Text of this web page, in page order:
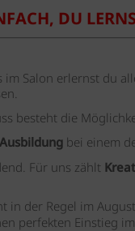
DU
im Salon erlernst du
besteht die
bei einem
Für uns zählt
in der Regel im
perfekten Einstieg